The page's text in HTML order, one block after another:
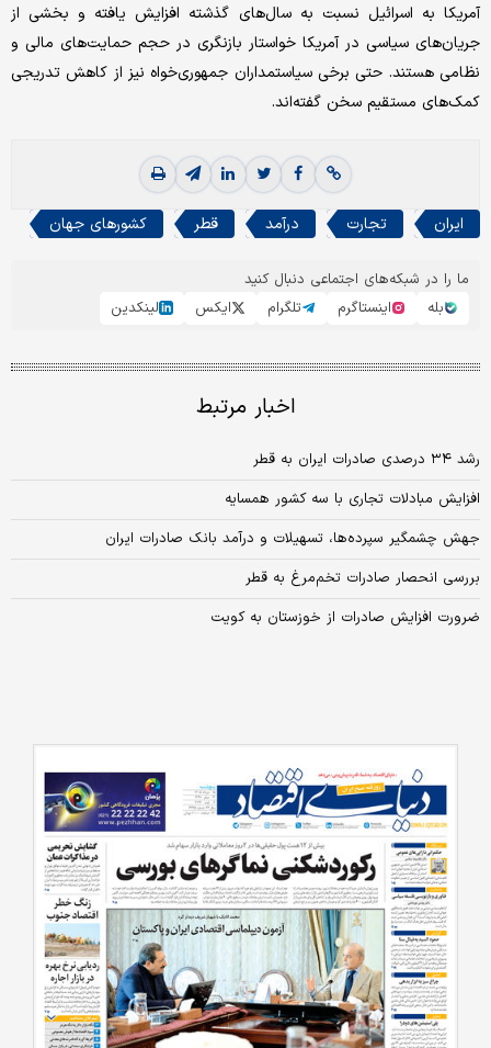
آمریکا به اسرائیل نسبت به سال‌های گذشته افزایش یافته و بخشی از
جریان‌های سیاسی در آمریکا خواستار بازنگری در حجم حمایت‌های مالی و
نظامی هستند. حتی برخی سیاستمداران جمهوری‌خواه نیز از کاهش تدریجی
کمک‌های مستقیم سخن گفته‌اند.
ایران تجارت درآمد قطر کشورهای جهان
ما را در شبکه‌های اجتماعی دنبال کنید
بله
اینستاگرم تلگرام ایکس لینکدین
اخبار مرتبط
رشد ۳۴ درصدی صادرات ایران به قطر
افزایش مبادلات تجاری با سه کشور همسایه
جهش چشمگیر سپرده‌ها، تسهیلات و درآمد بانک صادرات ایران
بررسی انحصار صادرات تخم‌مرغ به قطر
ضرورت افزایش صادرات از خوزستان به کویت